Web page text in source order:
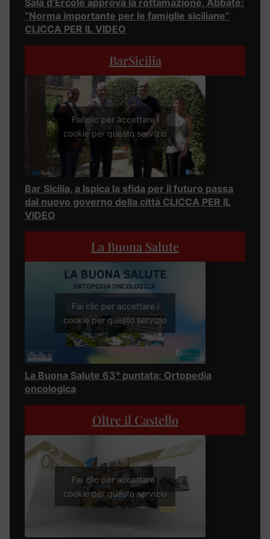
“Norma importante per le famiglie siciliane”
CLICCA PER IL VIDEO
BarSicilia
Fai clic per accettare i
cookie per questo servizio
Bar Sicilia, a Ispica la sfida per il futuro passa
dal nuovo governo della città CLICCA PER IL
VIDEO
La Buona Salute
Fai clic per accettare i
cookie per questo servizio
La Buona Salute 63° puntata: Ortopedia
oncologica
Oltre il Castello
Fai clic per accettare i
cookie per questo servizio